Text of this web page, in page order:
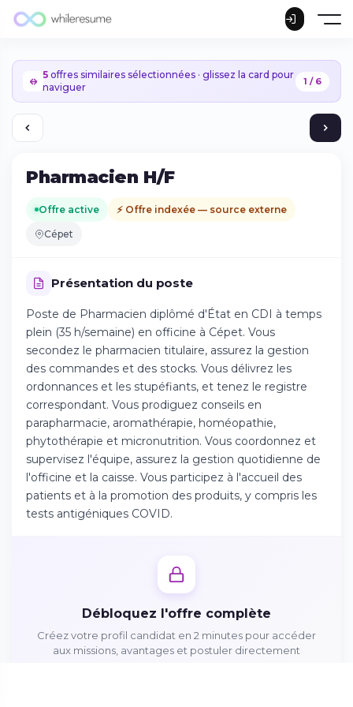
5 offres similaires sélectionnées · glissez la card pour
naviguer
1 / 6
Pharmacien H/F
Offre active ⚡ Offre indexée — source externe
Cépet
Présentation du poste
Poste de Pharmacien diplômé d'État en CDI à temps
plein (35 h/semaine) en officine à Cépet. Vous
secondez le pharmacien titulaire, assurez la gestion
des commandes et des stocks. Vous délivrez les
ordonnances et les stupéfiants, et tenez le registre
correspondant. Vous prodiguez conseils en
parapharmacie, aromathérapie, homéopathie,
phytothérapie et micronutrition. Vous coordonnez et
supervisez l'équipe, assurez la gestion quotidienne de
l'officine et la caisse. Vous participez à l'accueil des
patients et à la promotion des produits, y compris les
tests antigéniques COVID.
Débloquez l'offre complète
Créez votre profil candidat en 2 minutes pour accéder
aux missions, avantages et postuler directement
Continuer sur iPhone
Téléchargez l'app sur l'App Store
Continuer sur Android
Téléchargez l'app sur Google Play
Se connecter sur le web